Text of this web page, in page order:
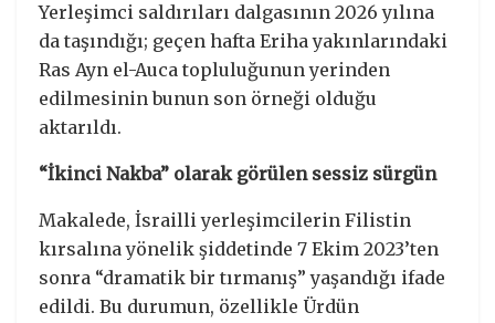
Yerleşimci saldırıları dalgasının 2026 yılına
da taşındığı; geçen hafta Eriha yakınlarındaki
Ras Ayn el-Auca topluluğunun yerinden
edilmesinin bunun son örneği olduğu
aktarıldı.
“İkinci Nakba” olarak görülen sessiz sürgün
Makalede, İsrailli yerleşimcilerin Filistin
kırsalına yönelik şiddetinde 7 Ekim 2023’ten
sonra “dramatik bir tırmanış” yaşandığı ifade
edildi. Bu durumun, özellikle Ürdün